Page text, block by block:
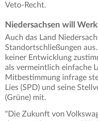
Veto-Recht.
Niedersachsen will
Auch das Land
Standortschließungen
keiner Entwicklung
als vermeintlich einfache
Mitbestimmung infrage
Lies (SPD) und seine
(Grüne) mit.
"Die Zukunft von